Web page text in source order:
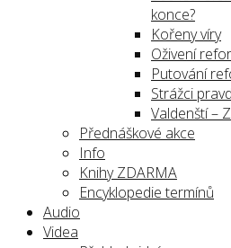
konce?
Kořeny víry
Oživení
Putování
Strážci
Valdenští –
Přednáškové akce
Info
Knihy ZDARMA
Encyklopedie termínů
Audio
Videa